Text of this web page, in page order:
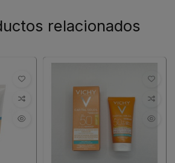
relacionados